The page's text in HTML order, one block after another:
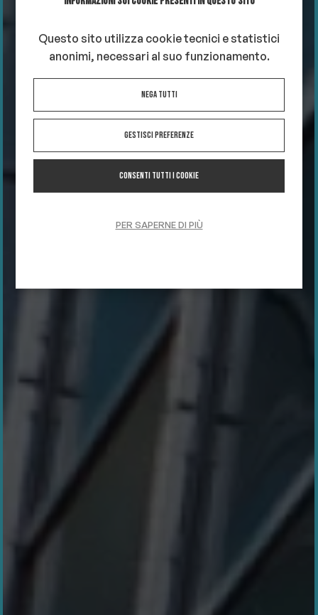
Questo sito utilizza cookie tecnici e statistici
anonimi, necessari al suo funzionamento.
Nega tutti
Gestisci preferenze
Consenti tutti i cookie
PER SAPERNE DI PIÙ